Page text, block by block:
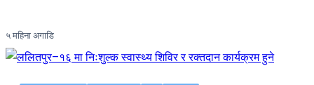
५ महिना अगाडि